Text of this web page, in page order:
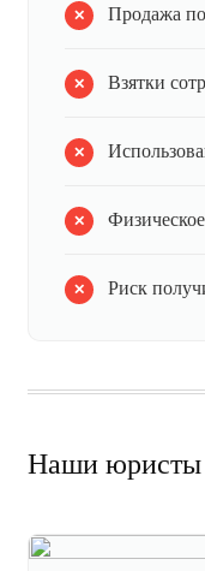
Продажа
Взятки
Риск
Наши юристы